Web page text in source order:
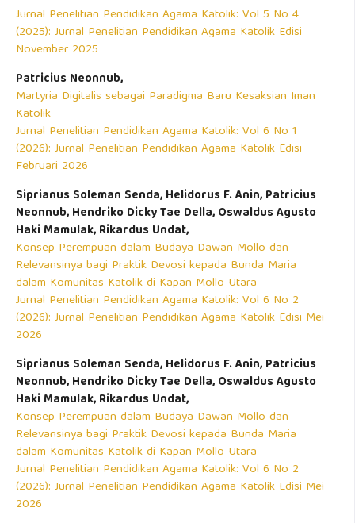
Jurnal Penelitian Pendidikan Agama Katolik: Vol 5 No 4
(2025): Jurnal Penelitian Pendidikan Agama Katolik Edisi
November 2025
Patricius Neonnub,
Martyria Digitalis sebagai Paradigma Baru Kesaksian Iman
Katolik
Jurnal Penelitian Pendidikan Agama Katolik: Vol 6 No 1
(2026): Jurnal Penelitian Pendidikan Agama Katolik Edisi
Februari 2026
Siprianus Soleman Senda, Helidorus F. Anin, Patricius
Neonnub, Hendriko Dicky Tae Della, Oswaldus Agusto
Haki Mamulak, Rikardus Undat,
Konsep Perempuan dalam Budaya Dawan Mollo dan
Relevansinya bagi Praktik Devosi kepada Bunda Maria
dalam Komunitas Katolik di Kapan Mollo Utara
Jurnal Penelitian Pendidikan Agama Katolik: Vol 6 No 2
(2026): Jurnal Penelitian Pendidikan Agama Katolik Edisi Mei
2026
Siprianus Soleman Senda, Helidorus F. Anin, Patricius
Neonnub, Hendriko Dicky Tae Della, Oswaldus Agusto
Haki Mamulak, Rikardus Undat,
Konsep Perempuan dalam Budaya Dawan Mollo dan
Relevansinya bagi Praktik Devosi kepada Bunda Maria
dalam Komunitas Katolik di Kapan Mollo Utara
Jurnal Penelitian Pendidikan Agama Katolik: Vol 6 No 2
(2026): Jurnal Penelitian Pendidikan Agama Katolik Edisi Mei
2026